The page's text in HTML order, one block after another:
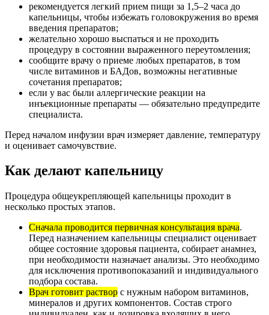
рекомендуется легкий прием пищи за 1,5–2 часа до
капельницы, чтобы избежать головокружения во время
введения препаратов;
желательно хорошо выспаться и не проходить
процедуру в состоянии выраженного переутомления;
сообщите врачу о приеме любых препаратов, в том
числе витаминов и БАДов, возможны негативные
сочетания препаратов;
если у вас были аллергические реакции на
инъекционные препараты — обязательно предупредите
специалиста.
Перед началом инфузии врач измеряет давление, температуру
и оценивает самочувствие.
Как делают капельницу
Процедура общеукрепляющей капельницы проходит в
несколько простых этапов.
Сначала проводится первичная консультация врача.
Перед назначением капельницы специалист оценивает
общее состояние здоровья пациента, собирает анамнез,
при необходимости назначает анализы. Это необходимо
для исключения противопоказаний и индивидуального
подбора состава.
Врач готовит раствор с нужным набором витаминов,
минералов и других компонентов. Состав строго